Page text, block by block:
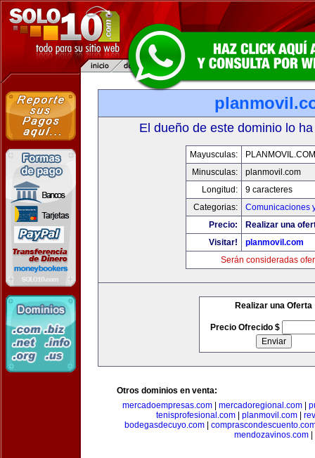
El dueño de este dominio lo
Mayusculas:
PLANMOVIL.COM
Minusculas:
planmovil.com
Longitud:
9 caracteres
Categorias:
Comunicaciones
Precio:
Realizar una
Visitar!
planmovil.com
Serán consideradas
Realizar una Oferta
Precio Ofrecido $
Otros dominios en venta:
mercadoempresas.com| mercadoregional.com|
tenisprofesional.com
planmovil.com
bodegasdecuyo.com
mendozavinos.com